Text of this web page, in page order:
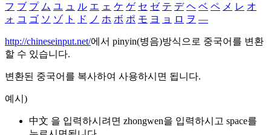
フ ブ プ ム ユ ュ ル エ ェ ケ ゲ セ ゼ テ デ ヘ ベ ペ メ レ オ
ォ コ ゴ ソ ゾ ト ド ノ ホ ボ ポ モ ヨ ョ ロ ヲ ―
http://chineseinput.net/에서 pinyin(병음)방식으로 중국어를 변환
할 수 있습니다.
변환된 중국어를 복사하여 사용하시면 됩니다.
예시)
中文 을 입력하시려면 zhongwen을 입력하시고 space를